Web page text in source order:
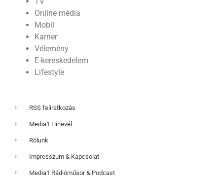
Online média
Mobil
Karrier
Vélemény
E-kereskedelem
Lifestyle
RSS feliratkozás
Media1 Hírlevél
Rólunk
Impresszum & Kapcsolat
Media1 Rádióműsor & Podcast